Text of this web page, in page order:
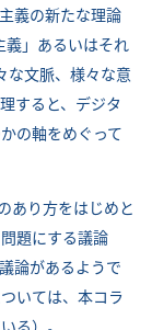
義の新たな理論
」あるいはそれ
な文脈、様々な意
すると、デジタ
の軸をめぐって
あり方をはじめと
題にする議論
論があるようで
いては、本コラ
る）。